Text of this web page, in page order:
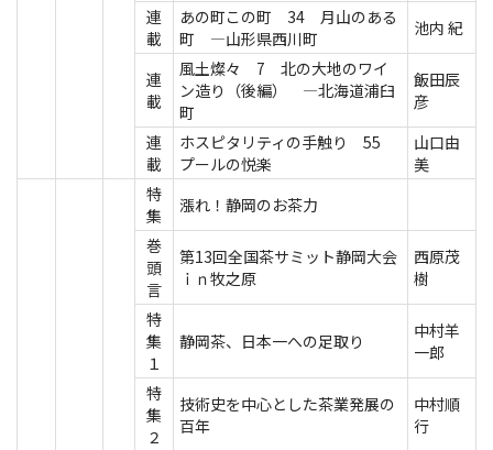
連
載
あの町この町 34 月山のある
町 ―山形県西川町
池内 紀
連
載
風土燦々 7 北の大地のワイ
ン造り（後編） ―北海道浦臼
町
飯田辰
彦
連
載
ホスピタリティの手触り 55
プールの悦楽
山口由
美
特
集
漲れ！静岡のお茶力
巻
頭
言
第13回全国茶サミット静岡大会
ｉｎ牧之原
西原茂
樹
特
集
１
静岡茶、日本一への足取り
中村羊
一郎
特
集
２
技術史を中心とした茶業発展の
百年
中村順
行